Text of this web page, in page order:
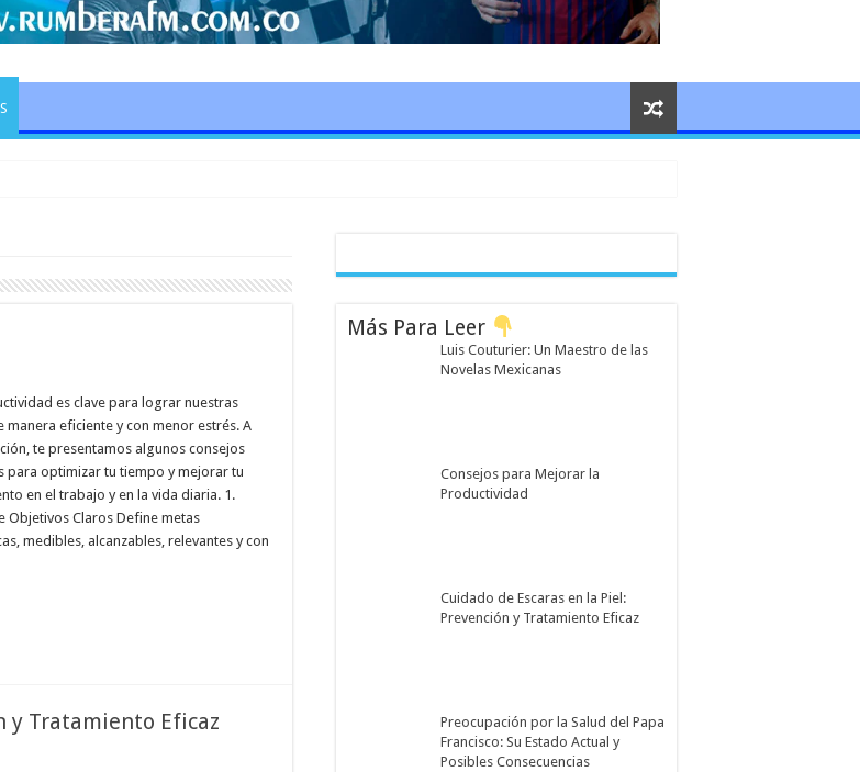
es clave para lograr nuestras
manera eficiente y con menor estrés. A
te presentamos algunos consejos
para optimizar tu tiempo y mejorar tu
en el trabajo y en la vida diaria. 1.
Objetivos Claros Define metas
medibles, alcanzables, relevantes y con
y Tratamiento Eficaz
Más Para Leer
Luis Couturier: Un Maestro de las
Novelas Mexicanas
Consejos para Mejorar la
Productividad
Cuidado de Escaras en la Piel:
Prevención y Tratamiento Eficaz
Preocupación por la Salud del Papa
Francisco: Su Estado Actual y
Posibles Consecuencias